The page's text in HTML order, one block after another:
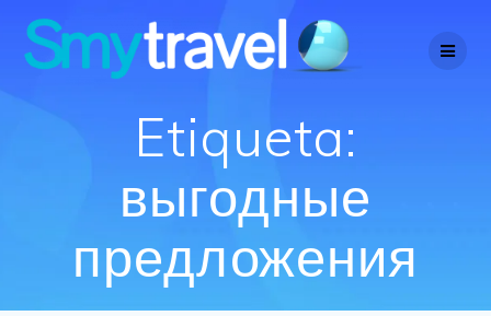
al
contenido
Etiqueta:
выгодные
предложения